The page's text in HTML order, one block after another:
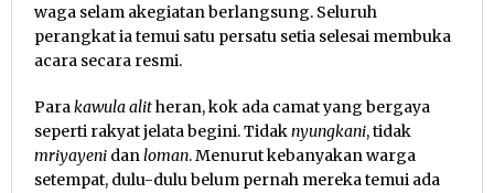
waga selam akegiatan berlangsung. Seluruh
perangkat ia temui satu persatu setia selesai membuka
acara secara resmi.
Parakawula alitheran, kok ada camat yang bergaya
seperti rakyat jelata begini. Tidaknyungkani, tidak
mriyayeni danloman. Menurut kebanyakan warga
setempat, dulu-dulu belum pernah mereka temui ada